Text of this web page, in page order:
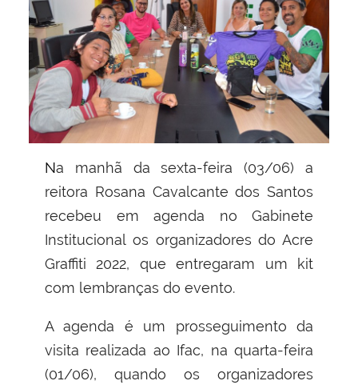
Na manhã da sexta-feira (03/06) a
reitora Rosana Cavalcante dos Santos
recebeu em agenda no Gabinete
Institucional os organizadores do Acre
Graffiti 2022, que entregaram um kit
com lembranças do evento.
A agenda é um prosseguimento da
visita realizada ao Ifac, na quarta-feira
(01/06), quando os organizadores